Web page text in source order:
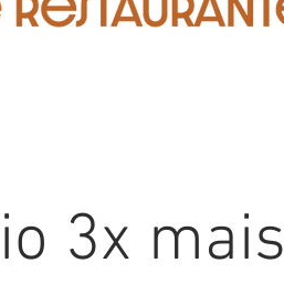
3x mais